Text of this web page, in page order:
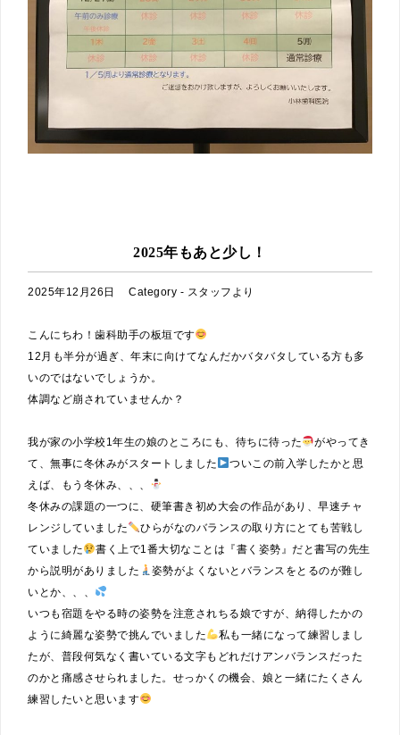
2025年もあと少し！
2025年12月26日 Category - スタッフより
こんにちわ！歯科助手の板垣です
12月も半分が過ぎ、年末に向けてなんだかバタバタしている方も多
いのではないでしょうか。
体調など崩されていませんか？
我が家の小学校1年生の娘のところにも、待ちに待った
がやってき
て、無事に冬休みがスタートしました
ついこの前入学したかと思
えば、もう冬休み、、、
冬休みの課題の一つに、硬筆書き初め大会の作品があり、早速チャ
レンジしていました
ひらがなのバランスの取り方にとても苦戦し
ていました
書く上で1番大切なことは『書く姿勢』だと書写の先生
から説明がありました
姿勢がよくないとバランスをとるのが難し
いとか、、、
いつも宿題をやる時の姿勢を注意されちる娘ですが、納得したかの
ように綺麗な姿勢で挑んでいました
私も一緒になって練習しまし
たが、普段何気なく書いている文字もどれだけアンバランスだった
のかと痛感させられました。せっかくの機会、娘と一緒にたくさん
練習したいと思います